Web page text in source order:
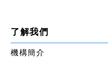
了解我們
機構簡介